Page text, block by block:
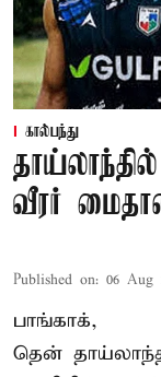
கால்பந்து
வீரர்
Published on: 06 Aug
பாங்காக்,
தென்